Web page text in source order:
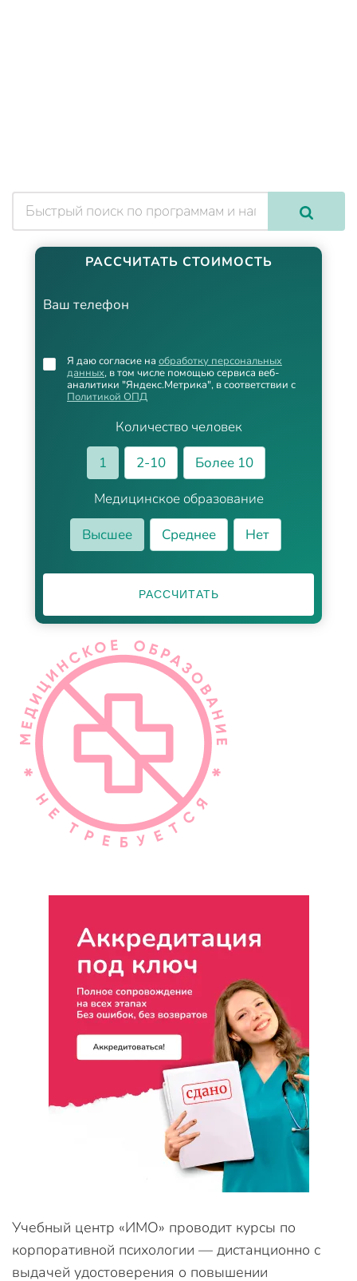
РАССЧИТАТЬ СТОИМОСТЬ
Ваш телефон
Количество человек
1
2-10
Более 10
Медицинское образование
Высшее
Среднее Нет
Я даю согласие на обработку персональных
данных, в том числе помощью сервиса веб-
аналитики "Яндекс.Метрика", в соответствии с
Политикой ОПД
РАССЧИТАТЬ
Учебный центр «ИМО» проводит курсы по
корпоративной психологии — дистанционно с
выдачей удостоверения о повышении